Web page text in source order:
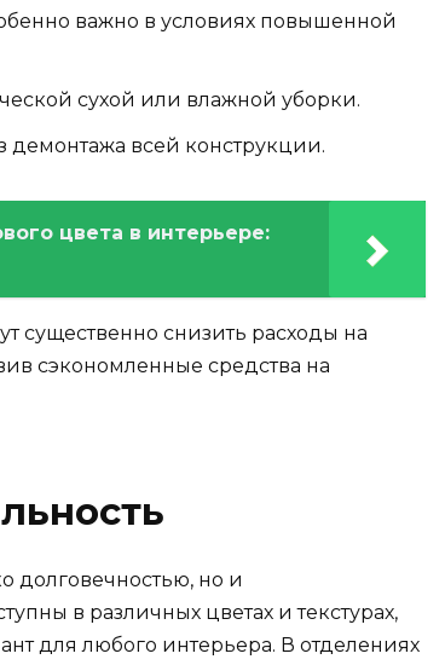
важно в условиях повышенной
сухой или влажной уборки.
демонтажа всей конструкции.
цвета в интерьере:
существенно снизить расходы на
сэкономленные средства на
долговечностью, но и
в различных цветах и текстурах,
для любого интерьера. В отделениях